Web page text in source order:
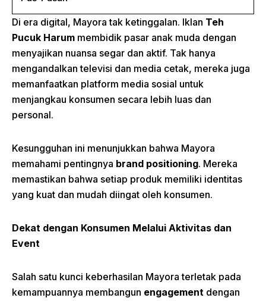
Di era digital, Mayora tak ketinggalan. Iklan Teh
Pucuk Harum membidik pasar anak muda dengan
menyajikan nuansa segar dan aktif. Tak hanya
mengandalkan televisi dan media cetak, mereka juga
memanfaatkan platform media sosial untuk
menjangkau konsumen secara lebih luas dan
personal.
Kesungguhan ini menunjukkan bahwa Mayora
memahami pentingnya brand positioning. Mereka
memastikan bahwa setiap produk memiliki identitas
yang kuat dan mudah diingat oleh konsumen.
Dekat dengan Konsumen Melalui Aktivitas dan
Event
Salah satu kunci keberhasilan Mayora terletak pada
kemampuannya membangun engagement dengan